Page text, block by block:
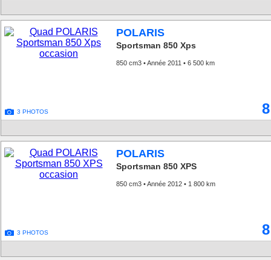
3 PHOTOS
POLARIS
Sportsman 850 Xps
850 cm3 • Année 2011 • 6 500 km
3 PHOTOS
POLARIS
Sportsman 850 XPS
850 cm3 • Année 2012 • 1 800 km